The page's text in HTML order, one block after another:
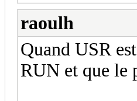
raoulh
Quand USR
RUN et que le